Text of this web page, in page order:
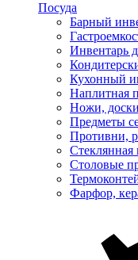
Посуда
Барный
Инвентарь
Кухонный
Наплитная
Ножи,
Предметы
Противни,
Стеклянная
Столовые
Фарфор,